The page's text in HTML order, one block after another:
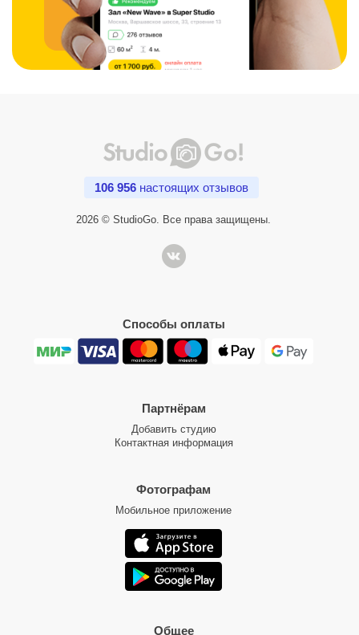
106 956 настоящих отзывов
2026 © StudioGo. Все права защищены.
Способы оплаты
Партнёрам
Добавить студию
Контактная информация
Фотографам
Мобильное приложение
Общее